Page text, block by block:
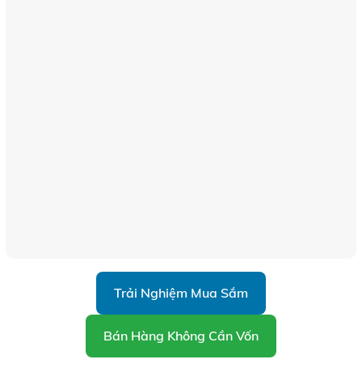
Trải Nghiệm Mua Sắm
Bán Hàng Không Cần Vốn